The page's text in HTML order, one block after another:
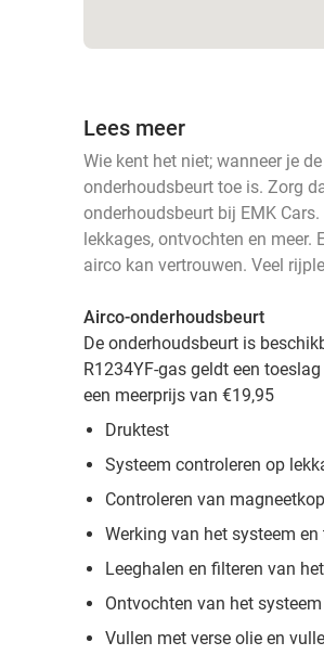
Lees meer
Wie kent het niet; wanneer je
onderhoudsbeurt toe is. Zorg
onderhoudsbeurt bij EMK
lekkages, ontvochten en
airco kan vertrouwen. Veel
Airco-onderhoudsbeurt
De onderhoudsbeurt is
R1234YF-gas geldt een
een meerprijs van €19,95
Druktest
Systeem controleren op
Controleren van
Werking van het systeem
Leeghalen en filteren van
Ontvochten van het systeem
Vullen met verse olie en